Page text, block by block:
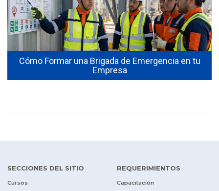
Cómo Formar una Brigada de Emergencia en tu
Empresa
SECCIONES DEL SITIO
Cursos
REQUERIMIENTOS
Capacitación